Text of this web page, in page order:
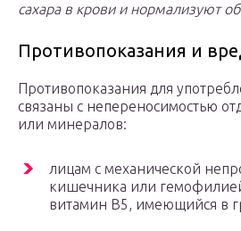
сахара в крови и нормализуют
Противопоказания и
Противопоказания для
связаны с непереносимостью
или минералов:
лицам с механической
кишечника или
витамин B5, имеющийся в